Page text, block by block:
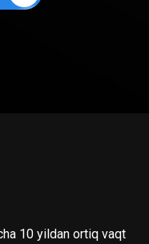
10 yildan ortiq vaqt